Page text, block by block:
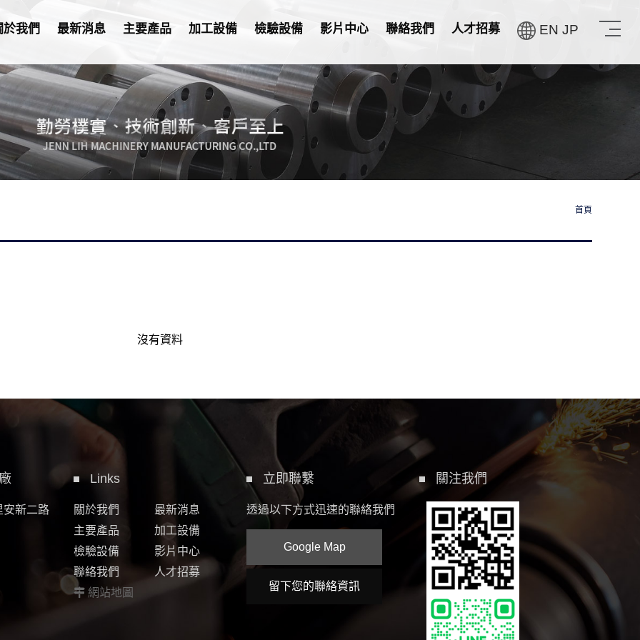
於我們 最新消息 主要產品 加工設備 檢驗設備 影片中心 聯絡我們 人才招募 EN JP
首頁
沒有資料
安新二路
Links
關於我們
最新消息
主要產品
加工設備
檢驗設備
影片中心
聯絡我們
人才招募
網站地圖
立即聯繫
透過以下方式迅速的聯絡我們
Google Map
留下您的聯絡資訊
關注我們